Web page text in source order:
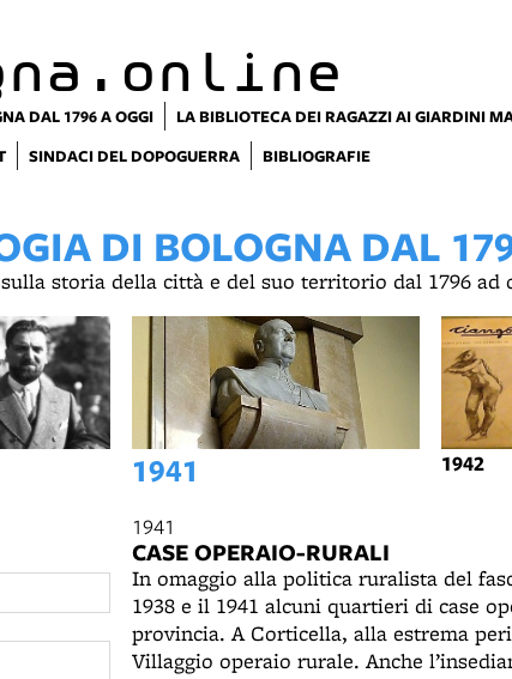
DAL 1796 A OGGI LA BIBLIOTECA DEI RAGAZZI AI GIARDINI
SINDACI DEL DOPOGUERRA BIBLIOGRAFIE
DI BOLOGNA DAL
storia della città e del suo territorio dal 1796
1941 1942
1941
CASE OPERAIO-RURALI
In omaggio alla politica ruralista del
1938 e il 1941 alcuni quartieri di case
provincia. A Corticella, alla estrema
Villaggio operaio rurale. Anche